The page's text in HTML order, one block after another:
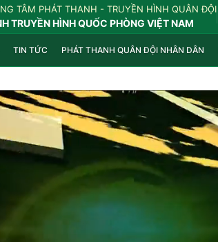
TÂM PHÁT THANH - TRUYỀN HÌNH QUÂN ĐỘI
TRUYỀN HÌNH QUỐC PHÒNG VIỆT NAM
TIN TỨC PHÁT THANH QUÂN ĐỘI NHÂN DÂN